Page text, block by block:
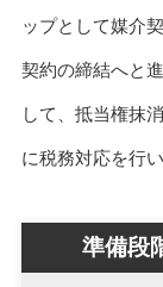
ップとして媒介
契約の締結へと
して、抵当権抹
に税務対応を行い
準備段